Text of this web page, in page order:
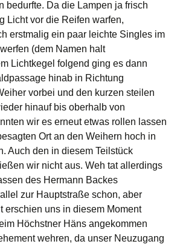
bedurfte. Da die Lampen ja frisch
Licht vor die Reifen warfen,
erstmalig ein paar leichte Singles im
(dem Namen halt
Lichtkegel folgend ging es dann
hinab in Richtung
vorbei und den kurzen steilen
hinauf bis oberhalb von
wir es erneut etwas rollen lassen
Ort an den Weihern hoch in
Auch den in diesem Teilstück
wir nicht aus. Weh tat allerdings
des Hermann Backes
zur Hauptstraße schon, aber
erschien uns in diesem Moment
Höchstner Häns angekommen
wehren, da unser Neuzugang